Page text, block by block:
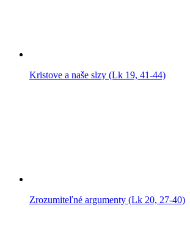
Kristove a naše slzy (Lk 19, 41-44)
Zrozumiteľné argumenty (Lk 20, 27-40)